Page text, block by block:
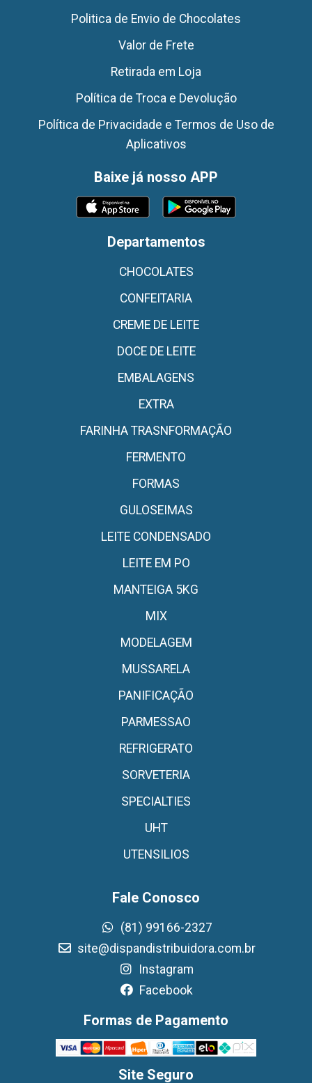
Politica de Envio de Chocolates
Valor de Frete
Retirada em Loja
Política de Troca e Devolução
Política de Privacidade e Termos de Uso de
Aplicativos
Baixe já nosso APP
Departamentos
CHOCOLATES
CONFEITARIA
CREME DE LEITE
DOCE DE LEITE
EMBALAGENS
EXTRA
FARINHA TRASNFORMAÇÃO
FERMENTO
FORMAS
GULOSEIMAS
LEITE CONDENSADO
LEITE EM PO
MANTEIGA 5KG
MIX
MODELAGEM
MUSSARELA
PANIFICAÇÃO
PARMESSAO
REFRIGERATO
SORVETERIA
SPECIALTIES
UHT
UTENSILIOS
Fale Conosco
(81) 99166-2327
site@dispandistribuidora.com.br
Instagram
Facebook
Formas de Pagamento
Site Seguro